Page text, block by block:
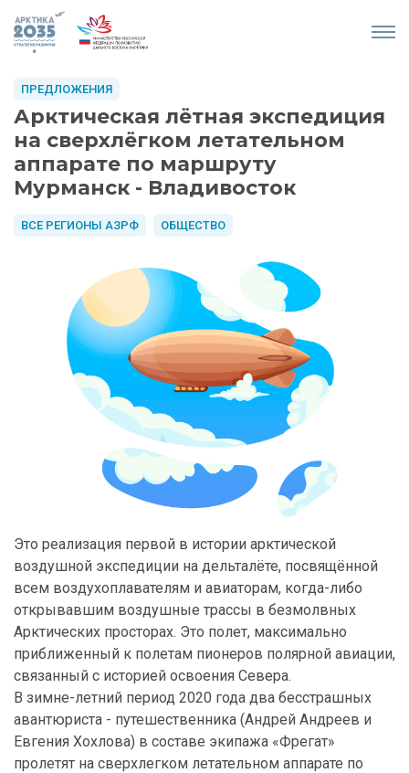
Арктическая лётная экспедиция
на сверхлёгком летательном
аппарате по маршруту
Мурманск - Владивосток
ВСЕ РЕГИОНЫ АЗРФ ОБЩЕСТВО
ПРЕДЛОЖЕНИЯ
Это реализация первой в истории арктической
воздушной экспедиции на дельталёте, посвящённой
всем воздухоплавателям и авиаторам, когда-либо
открывавшим воздушные трассы в безмолвных
Арктических просторах. Это полет, максимально
приближенный к полетам пионеров полярной авиации,
связанный с историей освоения Севера.
В зимне-летний период 2020 года два бесстрашных
авантюриста - путешественника (Андрей Андреев и
Евгения Хохлова) в составе экипажа «Фрегат»
пролетят на сверхлегком летательном аппарате по